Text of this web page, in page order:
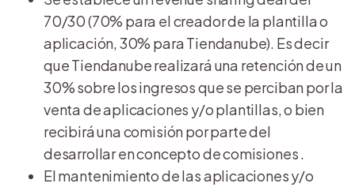
70/30 (70% para el creador de la plantilla o
aplicación, 30% para Tiendanube). Es decir
que Tiendanube realizará una retención de un
30% sobre los ingresos que se perciban por la
venta de aplicaciones y/o plantillas, o bien
recibirá una comisión por parte del
desarrollar en concepto de comisiones .
El mantenimiento de las aplicaciones y/o